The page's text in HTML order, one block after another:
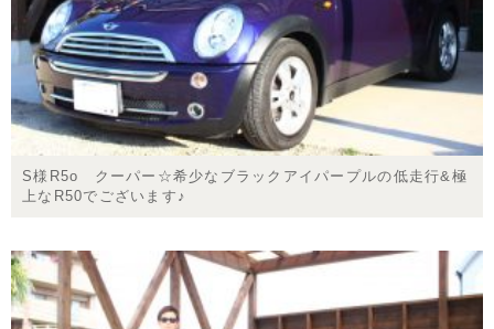
S様R5o クーパー☆希少なブラックアイパープルの低走行&極
上なR50でございます♪